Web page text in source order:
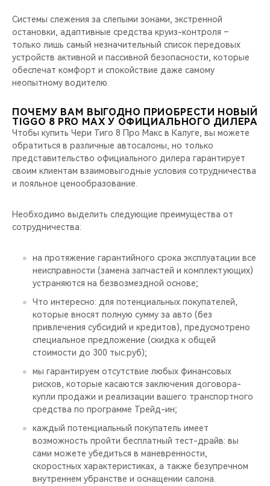
Системы слежения за слепыми зонами, экстренной
остановки, адаптивные средства круиз-контроля –
только лишь самый незначительный список передовых
устройств активной и пассивной безопасности, которые
обеспечат комфорт и спокойствие даже самому
неопытному водителю.
ПОЧЕМУ ВАМ ВЫГОДНО ПРИОБРЕСТИ НОВЫЙ
TIGGO 8 PRO MAX У ОФИЦИАЛЬНОГО ДИЛЕРА
Чтобы купить Чери Тиго 8 Про Макс в Калуге, вы можете
обратиться в различные автосалоны, но только
представительство официального дилера гарантирует
своим клиентам взаимовыгодные условия сотрудничества
и лояльное ценообразование.
Необходимо выделить следующие преимущества от
сотрудничества:
на протяжение гарантийного срока эксплуатации все
неисправности (замена запчастей и комплектующих)
устраняются на безвозмездной основе;
Что интересно: для потенциальных покупателей,
которые вносят полную сумму за авто (без
привлечения субсидий и кредитов), предусмотрено
специальное предложение (скидка к общей
стоимости до 300 тыс.руб);
мы гарантируем отсутствие любых финансовых
рисков, которые касаются заключения договора-
купли продажи и реализации вашего транспортного
средства по программе Трейд-ин;
каждый потенциальный покупатель имеет
возможность пройти бесплатный тест-драйв: вы
сами можете убедиться в маневренности,
скоростных характеристиках, а также безупречном
внутреннем убранстве и оснащении салона.